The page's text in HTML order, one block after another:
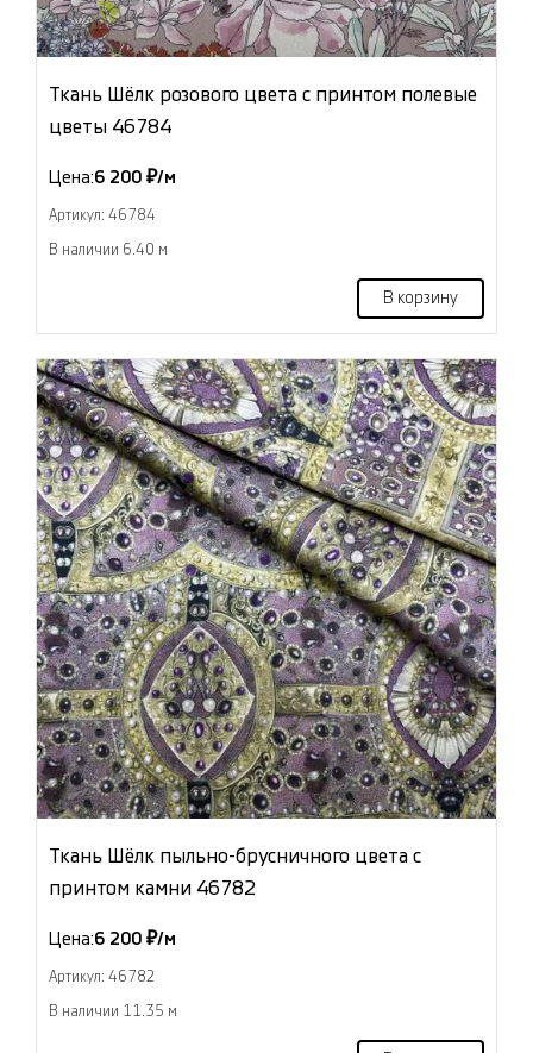
Ткань Шёлк розового цвета с принтом полевые
цветы 46784
Цена:6 200 ₽/м
Артикул: 46784
В наличии 6.40 м
В корзину
Ткань Шёлк пыльно-брусничного цвета с
принтом камни 46782
Цена:6 200 ₽/м
Артикул: 46782
В наличии 11.35 м